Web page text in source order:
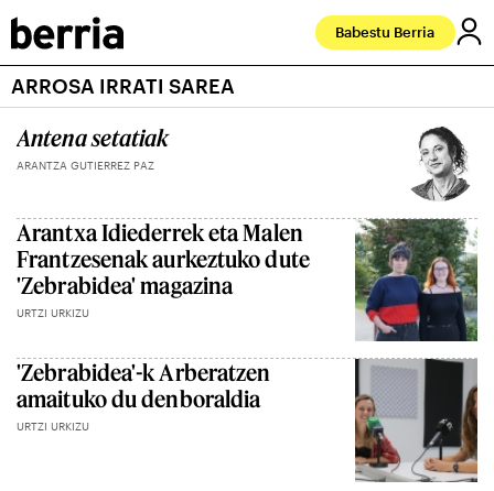
Babestu Berria
ARROSA IRRATI SAREA
Antena setatiak
ARANTZA GUTIERREZ PAZ
Arantxa Idiederrek eta Malen
Frantzesenak aurkeztuko dute
'Zebrabidea' magazina
URTZI URKIZU
'Zebrabidea'-k Arberatzen
amaituko du denboraldia
URTZI URKIZU